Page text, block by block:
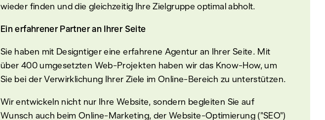
wieder finden und die gleichzeitig Ihre Zielgruppe optimal abholt.
Ein erfahrener Partner an Ihrer Seite
Sie haben mit Designtiger eine erfahrene Agentur an Ihrer Seite. Mit
über 400 umgesetzten Web-Projekten haben wir das Know-How, um
Sie bei der Verwirklichung Ihrer Ziele im Online-Bereich zu unterstützen.
Wir entwickeln nicht nur Ihre Website, sondern begleiten Sie auf
Wunsch auch beim Online-Marketing, der Website-Optimierung ("SEO")